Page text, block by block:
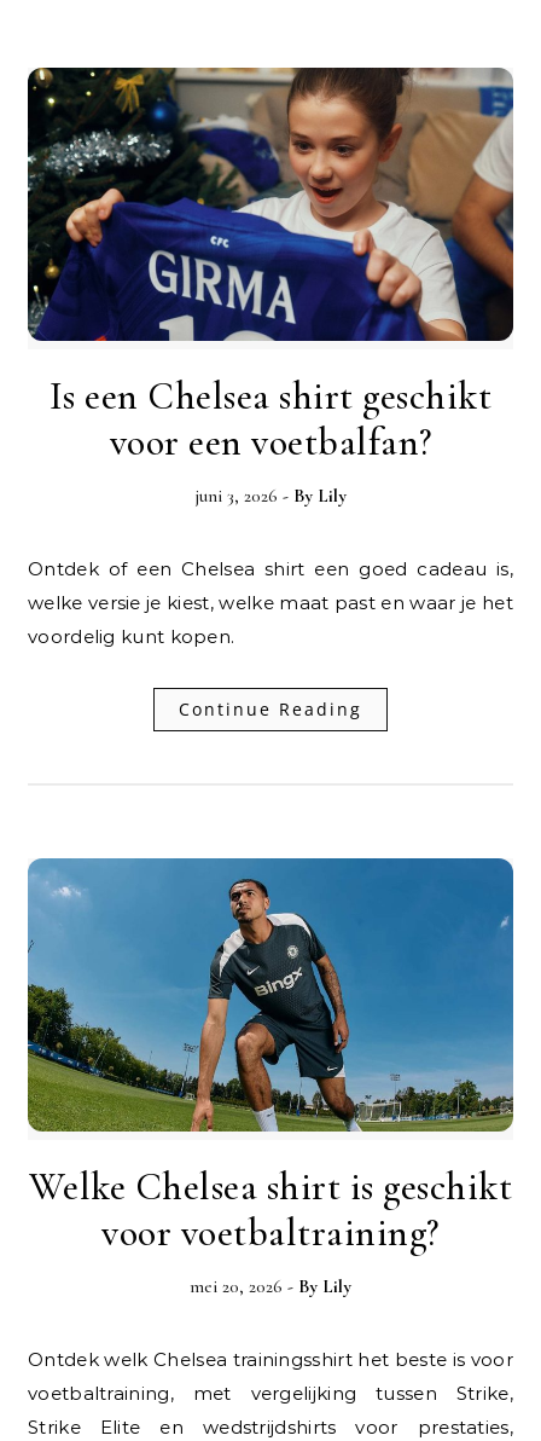
Is een Chelsea shirt geschikt
voor een voetbalfan?
juni 3, 2026 - By Lily
Ontdek of een Chelsea shirt een goed cadeau is,
welke versie je kiest, welke maat past en waar je het
voordelig kunt kopen.
Continue Reading
Welke Chelsea shirt is geschikt
voor voetbaltraining?
mei 20, 2026 - By Lily
Ontdek welk Chelsea trainingsshirt het beste is voor
voetbaltraining, met vergelijking tussen Strike,
Strike Elite en wedstrijdshirts voor prestaties,